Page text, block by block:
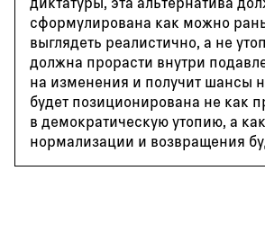
сформулирована как можно
выглядеть реалистично, а не
должна прорасти внутри
на изменения и получит шансы
будет позиционирована не как
в демократическую утопию, а
нормализации и возвращения